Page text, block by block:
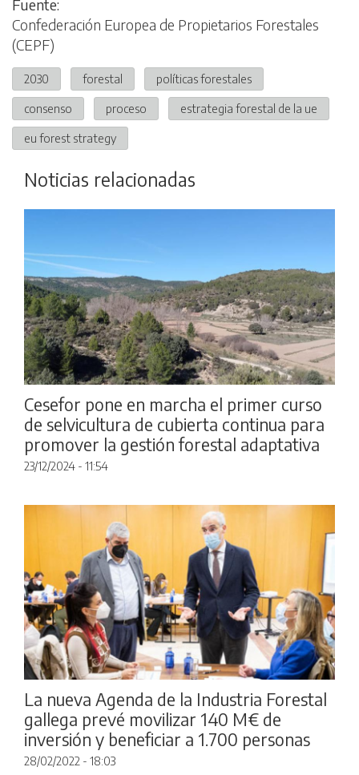
Fuente:
Confederación Europea de Propietarios Forestales
(CEPF)
2030 forestal políticas forestales
consenso proceso estrategia forestal de la ue
eu forest strategy
Noticias relacionadas
Cesefor pone en marcha el primer curso
de selvicultura de cubierta continua para
promover la gestión forestal adaptativa
23/12/2024 - 11:54
La nueva Agenda de la Industria Forestal
gallega prevé movilizar 140 M€ de
inversión y beneficiar a 1.700 personas
28/02/2022 - 18:03